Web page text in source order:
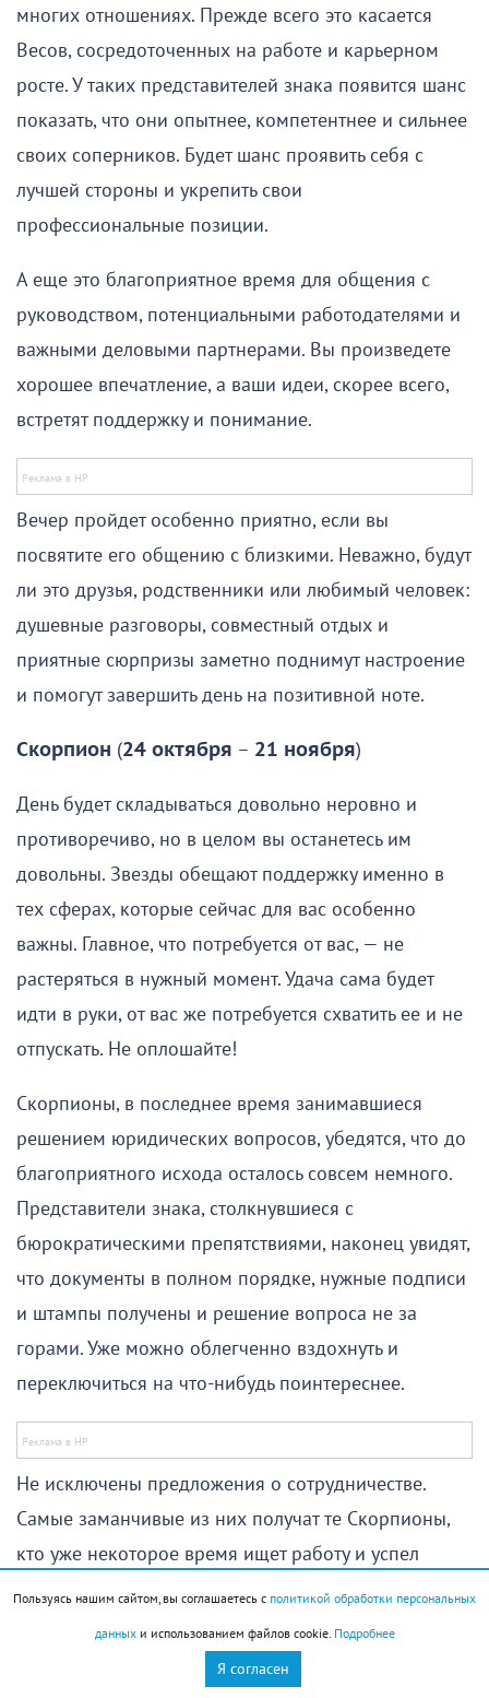
многих отношениях. Прежде всего это касается
Весов, сосредоточенных на работе и карьерном
росте. У таких представителей знака появится шанс
показать, что они опытнее, компетентнее и сильнее
своих соперников. Будет шанс проявить себя с
лучшей стороны и укрепить свои
профессиональные позиции.
А еще это благоприятное время для общения с
руководством, потенциальными работодателями и
важными деловыми партнерами. Вы произведете
хорошее впечатление, а ваши идеи, скорее всего,
встретят поддержку и понимание.
Вечер пройдет особенно приятно, если вы
посвятите его общению с близкими. Неважно, будут
ли это друзья, родственники или любимый человек:
душевные разговоры, совместный отдых и
приятные сюрпризы заметно поднимут настроение
и помогут завершить день на позитивной ноте.
Скорпион (24 октября – 21 ноября)
День будет складываться довольно неровно и
противоречиво, но в целом вы останетесь им
довольны. Звезды обещают поддержку именно в
тех сферах, которые сейчас для вас особенно
важны. Главное, что потребуется от вас, — не
растеряться в нужный момент. Удача сама будет
идти в руки, от вас же потребуется схватить ее и не
отпускать. Не оплошайте!
Скорпионы, в последнее время занимавшиеся
решением юридических вопросов, убедятся, что до
благоприятного исхода осталось совсем немного.
Представители знака, столкнувшиеся с
бюрократическими препятствиями, наконец увидят,
что документы в полном порядке, нужные подписи
и штампы получены и решение вопроса не за
горами. Уже можно облегченно вздохнуть и
переключиться на что-нибудь поинтереснее.
Не исключены предложения о сотрудничестве.
Самые заманчивые из них получат те Скорпионы,
кто уже некоторое время ищет работу и успел
рассмотреть несколько вариантов. Если вы уже
мысленно согласились на какое-то неплохое
предложение, сегодня может появиться еще более
Пользуясь нашим сайтом, вы соглашаетесь с политикой обработки персональных
данныхи использованием файлов cookie. Подробнее
Я согласен